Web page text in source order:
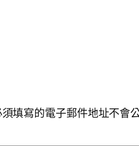
填寫的電子郵件地址不會